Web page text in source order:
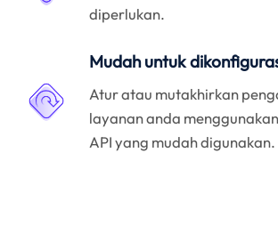
diperlukan.
Mudah untuk
Atur atau mutakhirkan
layanan anda
API yang mudah digunakan.